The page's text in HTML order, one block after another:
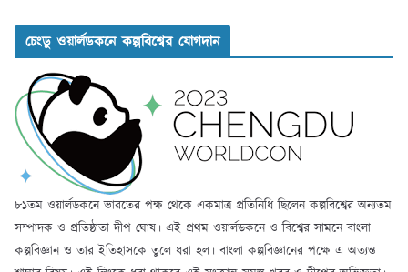
চেংডু ওয়ার্লডকনে কল্পবিশ্বের যোগদান
৮১তম ওয়ার্লডকনে ভারতের পক্ষ থেকে একমাত্র প্রতিনিধি ছিলেন কল্পবিশ্বের অন্যতম
সম্পাদক ও প্রতিষ্ঠাতা দীপ ঘোষ। এই প্রথম ওয়ার্লডকনে ও বিশ্বের সামনে বাংলা
কল্পবিজ্ঞান ও তার ইতিহাসকে তুলে ধরা হল। বাংলা কল্পবিজ্ঞানের পক্ষে এ অত্যন্ত